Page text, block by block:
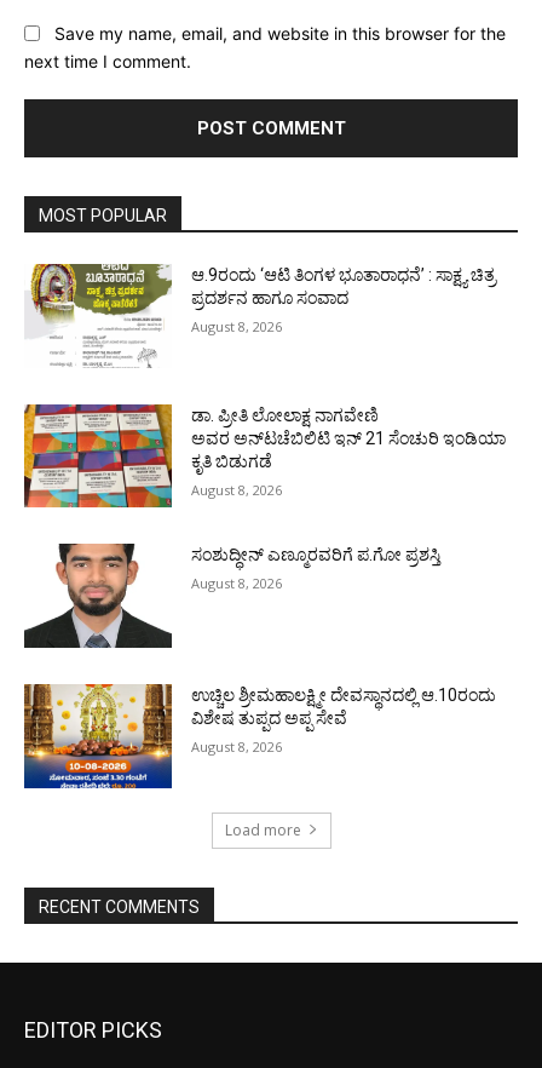
Save my name, email, and website in this browser for the
next time I comment.
MOST POPULAR
ಆ.9ರಂದು ‘ಆಟಿ ತಿಂಗಳ ಭೂತಾರಾಧನೆ’ : ಸಾಕ್ಷ್ಯ ಚಿತ್ರ
ಪ್ರದರ್ಶನ ಹಾಗೂ ಸಂವಾದ
August 8, 2026
ಡಾ. ಪ್ರೀತಿ ಲೋಲಾಕ್ಷ ನಾಗವೇಣಿ
ಅವರ ಅನ್‌ಟಚೆಬಿಲಿಟಿ ಇನ್ 21 ಸೆಂಚುರಿ ಇಂಡಿಯಾ
ಕೃತಿ ಬಿಡುಗಡೆ
August 8, 2026
ಸಂಶುದ್ಧೀನ್ ಎಣ್ಮೂರವರಿಗೆ ಪ.ಗೋ ಪ್ರಶಸ್ತಿ
August 8, 2026
ಉಚ್ಚಿಲ ಶ್ರೀಮಹಾಲಕ್ಷ್ಮೀ ದೇವಸ್ಥಾನದಲ್ಲಿ ಆ.10ರಂದು
ವಿಶೇಷ ತುಪ್ಪದ ಅಪ್ಪ ಸೇವೆ
August 8, 2026
Load more
RECENT COMMENTS
EDITOR PICKS